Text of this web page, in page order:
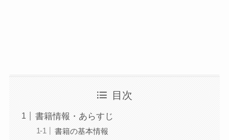
目次
書籍情報・あらすじ
書籍の基本情報